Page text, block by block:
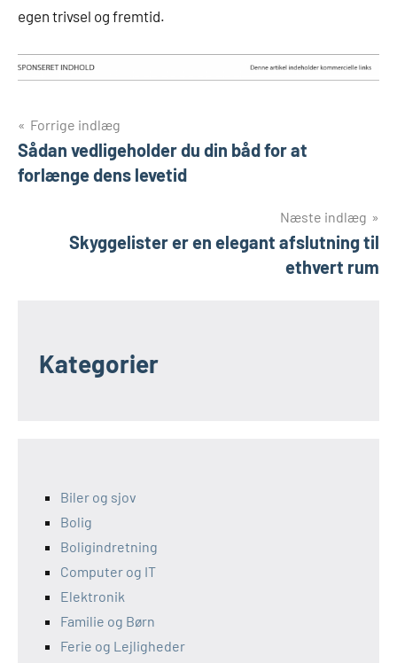
egen trivsel og fremtid.
Indlægsnavigation
Forrige indlæg
Sådan vedligeholder du din båd for at
forlænge dens levetid
Næste indlæg
Skyggelister er en elegant afslutning til
ethvert rum
Kategorier
Biler og sjov
Bolig
Boligindretning
Computer og IT
Elektronik
Familie og Børn
Ferie og Lejligheder